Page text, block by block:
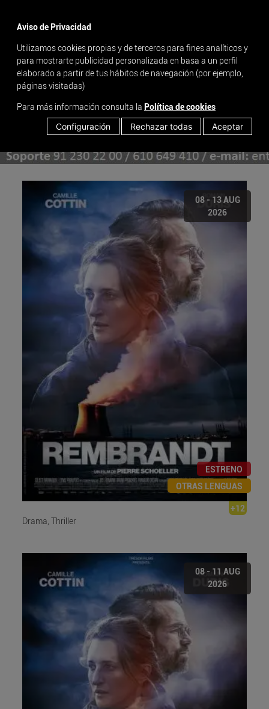
Aviso de Privacidad
Utilizamos cookies propias y de terceros para fines analíticos y
para mostrarte publicidad personalizada en basa a un perfil
elaborado a partir de tus hábitos de navegación (por ejemplo,
páginas visitadas)
Para más información consulta la Política de cookies
Configuración Rechazar todas Aceptar
08 - 13 AUG
2026
ESTRENO
OTRAS LENGUAS
+12
Drama, Thriller
08 - 11 AUG
2026